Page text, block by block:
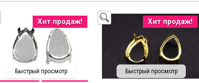
Быстрый просмотр
Хит продаж!
Быстрый просмотр
Хит продаж!